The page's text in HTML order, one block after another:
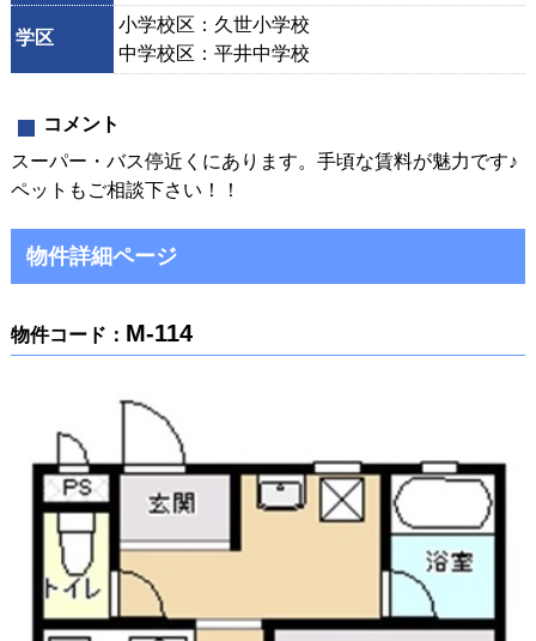
学区
小学校区：久世小学校
中学校区：平井中学校
コメント
スーパー・バス停近くにあります。手頃な賃料が魅力です♪
ペットもご相談下さい！！
物件詳細ページ
物件コード： M-114